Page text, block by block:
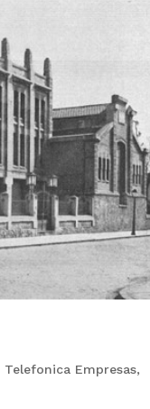
Telefonica Empresas,